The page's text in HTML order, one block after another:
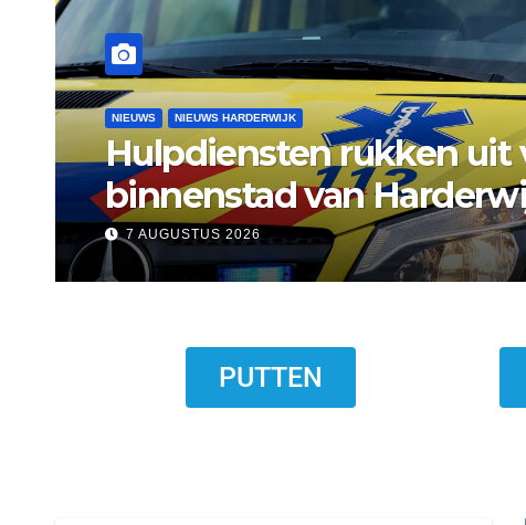
NIEUWS NIEUWS ERMELO
Gemeente Ermelo wijst
standplaats op Markt
7 AUGUSTUS 2026
PUTTEN